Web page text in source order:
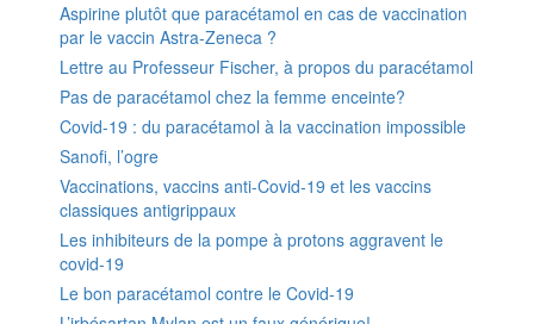
Aspirine plutôt que paracétamol en cas de vaccination
par le vaccin Astra-Zeneca ?
Lettre au Professeur Fischer, à propos du paracétamol
Pas de paracétamol chez la femme enceinte?
Covid-19 : du paracétamol à la vaccination impossible
Sanofi, l’ogre
Vaccinations, vaccins anti-Covid-19 et les vaccins
classiques antigrippaux
Les inhibiteurs de la pompe à protons aggravent le
covid-19
Le bon paracétamol contre le Covid-19